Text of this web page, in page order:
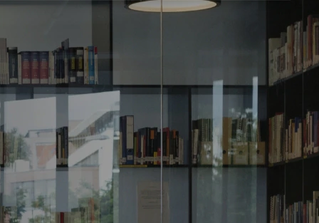
Lenovo no chat ou ligue 0800